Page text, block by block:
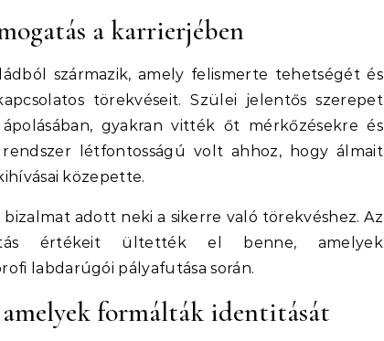
a karrierjében
származik, amely felismerte tehetségét és
törekvéseit. Szülei jelentős szerepet
gyakran vitték őt mérkőzésekre és
létfontosságú volt ahhoz, hogy álmait
közepette.
bizalmat adott neki a sikerre való törekvéshez. Az
értékeit ültették el benne, amelyek
labdarúgói pályafutása során.
amelyek formálták identitását